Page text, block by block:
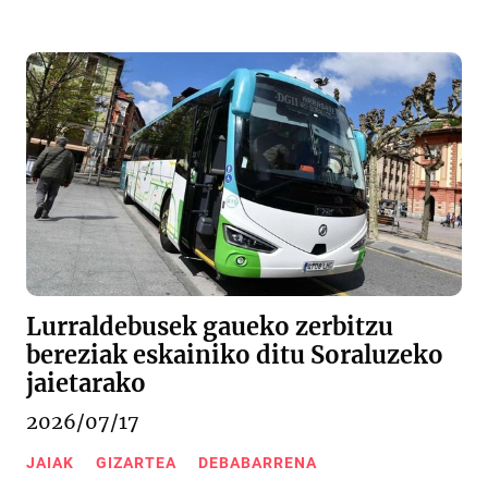
Lurraldebusek gaueko zerbitzu
bereziak eskainiko ditu Soraluzeko
jaietarako
2026/07/17
JAIAK GIZARTEA DEBABARRENA